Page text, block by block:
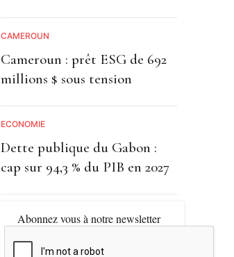
CAMEROUN
Cameroun : prêt ESG de 692
millions $ sous tension
ECONOMIE
Dette publique du Gabon :
cap sur 94,3 % du PIB en 2027
Abonnez vous à notre newsletter